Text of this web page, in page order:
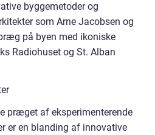
byggemetoder og
som Arne Jacobsen og
på byen med ikoniske
Radiohuset og St. Alban
præget af eksperimenterende
er en blanding af innovative